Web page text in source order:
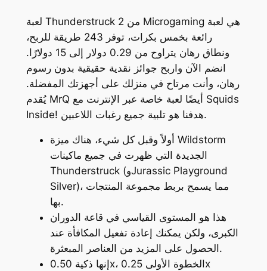
لعبة Thunderstruck 2 من Microgaming هي لعبة
رائعة بخمس بكرات، توفر 243 طريقة للربح،
ونطاق رهان يتراوح من 0.29 دولار إلى 15 دولارًا.
انضم الآن واربح جوائز نقدية حقيقية بدون رسوم
رهان، وأنت مرتاح في منزلك على أجهزتك المفضلة.
يُقدم MrQ أيضًا لعبة خاصة عبر الإنترنت مع Squids
Inside! هدفنا هو تلبية جميع رغبات اللاعبين.
أولاً وقبل كل شيء، هناك ميزة Wildstorm
الجديدة التي ظهرت في جميع ماكينات
Thunderstruck (وJurassic Playground
Silver)، مما يسمح بربط مجموعة المنتجات
بها.
هذا هو المستوى القياسي في قاعة الدوران
الكبرى، ولكن يمكنك إعادة تفعيل المكافأة عند
الحصول على المزيد من العناصر المبعثرة.
إنها ذكية 0.50x، الخطوة الأولى 0.25x